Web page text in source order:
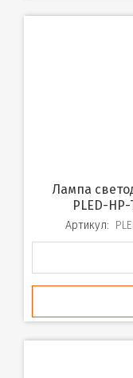
Лампа светодиодная высокой мощности
PLED-
Артикул: